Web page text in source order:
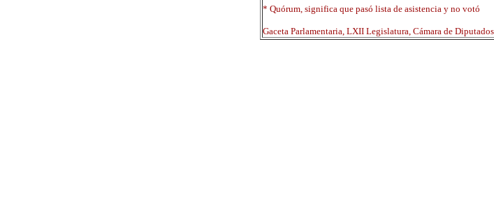
* Quórum, significa que pasó lista de asistencia y no votó
Gaceta Parlamentaria, LXII Legislatura, Cámara de